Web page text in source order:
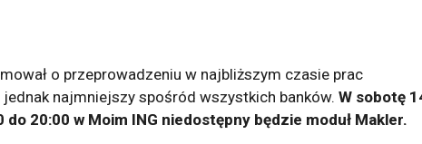
o przeprowadzeniu w najbliższym czasie prac
najmniejszy spośród wszystkich banków. W sobotę
20:00 w Moim ING niedostępny będzie moduł Makler.